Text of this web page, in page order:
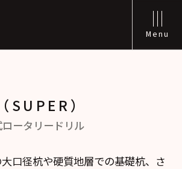
Menu
）
ータリードリル
口径杭や硬質地層での基礎杭、さ